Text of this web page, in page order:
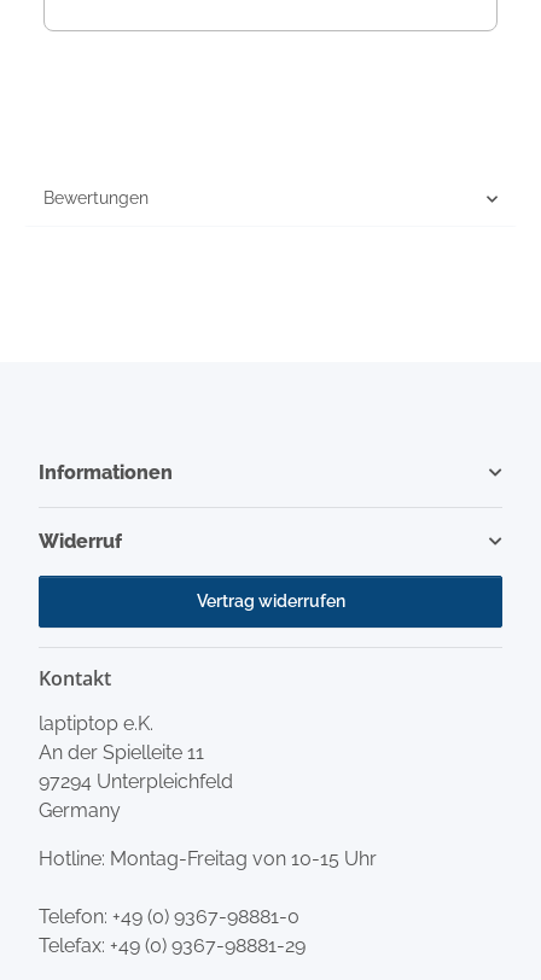
Bewertungen
Informationen
Widerruf
Vertrag widerrufen
Kontakt
laptiptop e.K.
An der Spielleite 11
97294 Unterpleichfeld
Germany
Hotline: Montag-Freitag von 10-15 Uhr
Telefon: +49 (0) 9367-98881-0
Telefax: +49 (0) 9367-98881-29